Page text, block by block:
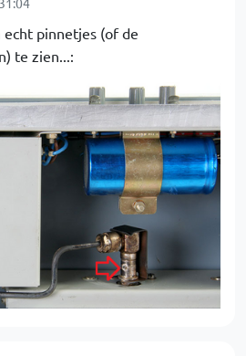
pinnetjes (of de
te zien...: